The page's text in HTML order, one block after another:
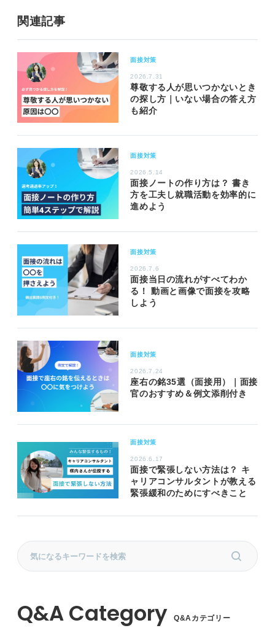
関連記事
面接対策
2026.7.31
尊敬する人が思いつかないとき
の探し方｜いない場合の答え方
も紹介
面接対策
2026.5.14
面接ノートの作り方は？ 書き
方を工夫し就職活動を効率的に
進めよう
面接対策
2026.7.6
面接当日の流れがすべてわか
る！ 動画と画像で面接を攻略
しよう
面接対策
2026.7.24
座右の銘35選（面接用）｜面接
官のおすすめ＆例文添削付き
面接対策
2026.6.17
面接で緊張しない方法は？ キ
ャリアコンサルタントが教える
緊張緩和のためにすべきこと
Q&Aカテゴリー